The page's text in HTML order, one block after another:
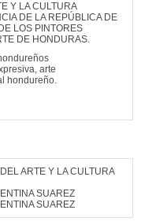
Y LA CULTURA
DE LA REPÚBLICA DE
LOS PINTORES
DE HONDURAS.
arte
hondureño.
ARTE Y LA CULTURA
SUAREZ
SUAREZ